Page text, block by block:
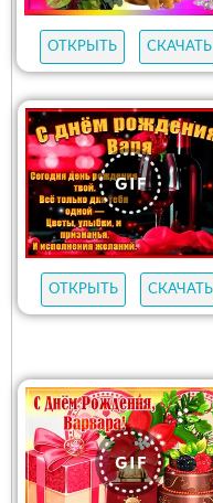
ОТКРЫТЬ
СКАЧАТЬ
ОТКРЫТЬ СКАЧАТЬ